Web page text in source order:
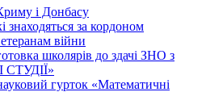
і Донбасу
знаходяться за кордоном
війни
школярів до здачі ЗНО з
СТУДІЇ»
гурток «Математичні